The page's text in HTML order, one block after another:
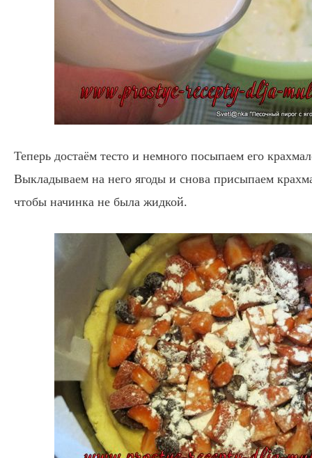
Теперь достаём тесто и немного посыпаем его
Выкладываем на него ягоды и снова присыпаем
чтобы начинка не была жидкой.